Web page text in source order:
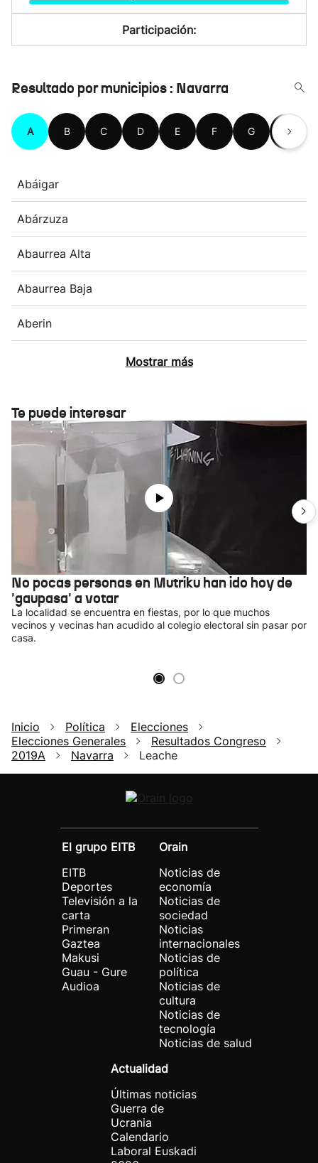
Participación:
Resultado por municipios : Navarra
A B C D E F G H
Abáigar
Abárzuza
Abaurrea Alta
Abaurrea Baja
Aberin
Mostrar más
Te puede interesar
No pocas personas en Mutriku han ido hoy de
'gaupasa' a votar
La localidad se encuentra en fiestas, por lo que muchos
vecinos y vecinas han acudido al colegio electoral sin pasar por
casa.
Inicio Política
Elecciones
Elecciones Generales
Resultados Congreso
2019A
Navarra Leache
El grupo EITB
EITB
Deportes
Televisión a la
carta
Primeran
Gaztea
Makusi
Guau - Gure
Audioa
Orain
Noticias de
economía
Noticias de
sociedad
Noticias
internacionales
Noticias de
política
Noticias de
cultura
Noticias de
tecnología
Noticias de salud
Actualidad
Últimas noticias
Guerra de
Ucrania
Calendario
Laboral Euskadi